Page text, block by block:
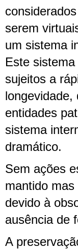
serem
um sistema
Este
sujeitos a
longevidade,
entidades
sistema
dramático.
Sem ações
mantido
devido à
ausência de
A